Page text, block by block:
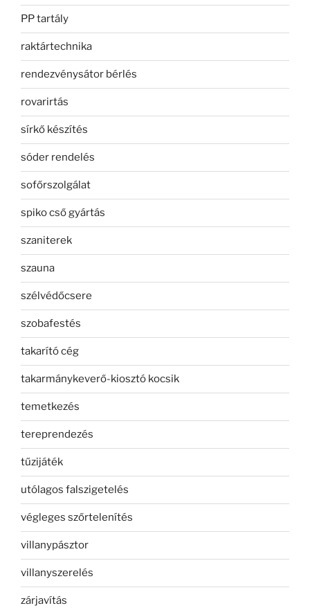
PP tartály
raktártechnika
rendezvénysátor bérlés
rovarirtás
sírkő készítés
sóder rendelés
sofőrszolgálat
spiko cső gyártás
szaniterek
szauna
szélvédőcsere
szobafestés
takarító cég
takarmánykeverő-kiosztó kocsik
temetkezés
tereprendezés
tűzijáték
utólagos falszigetelés
végleges szőrtelenítés
villanypásztor
villanyszerelés
zárjavítás